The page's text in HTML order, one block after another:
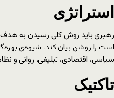
استراتژی
رهبری باید روش کلی رسیدن به
است را روشن بیان کند. شیوه‌ی
سیاسی، اقتصادی، تبلیغی، روانی و
تاکتیک